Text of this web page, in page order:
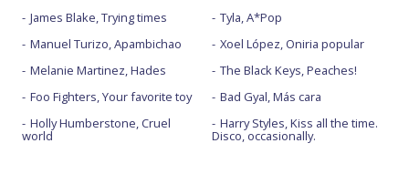
James Blake, Trying times
Manuel Turizo, Apambichao
Melanie Martinez, Hades
Foo Fighters, Your favorite toy
Holly Humberstone, Cruel
world
Tyla, A*Pop
Xoel López, Oniria popular
The Black Keys, Peaches!
Bad Gyal, Más cara
Harry Styles, Kiss all the time.
Disco, occasionally.